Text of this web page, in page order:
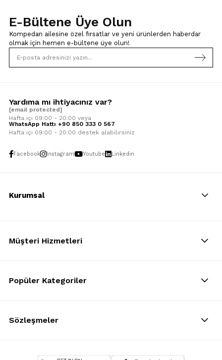
E-Bültene Üye Olun
Kompedan ailesine özel fırsatlar ve yeni ürünlerden haberdar
olmak için hemen e-bültene üye olun!
Yardıma mı ihtiyacınız var?
[email protected]
Hafta içi 09:00 - 20:00 veya
WhatsApp Hattı +90 850 333 0 567
Hafta içi 09:00 - 20:00 destek alabilirsiniz
Facebook Instagram Youtube Linkedin
Kurumsal
Müşteri Hizmetleri
Popüler Kategoriler
Sözleşmeler